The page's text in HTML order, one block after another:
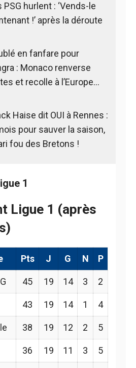
PSG hurlent : ‘Vends-le
!’ après la déroute
en fanfare pour
: Monaco renverse
et recolle à l’Europe…
Haise dit OUI à Rennes :
pour sauver la saison,
fou des Bretons !
1
Ligue 1 (après
Pts J G N P
45 19 14 3 2
43 19 14 1 4
38 19 12 2 5
36 19 11 3 5